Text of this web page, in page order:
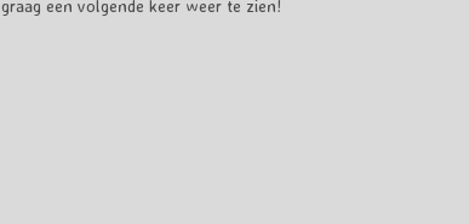
graag een volgende keer weer te zien!